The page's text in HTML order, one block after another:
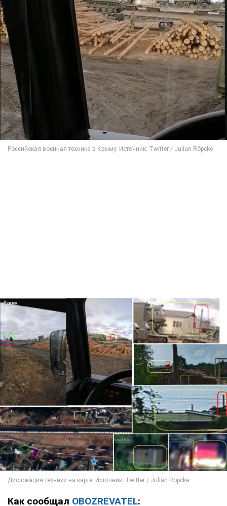
Как сообщал OBOZREVATEL: